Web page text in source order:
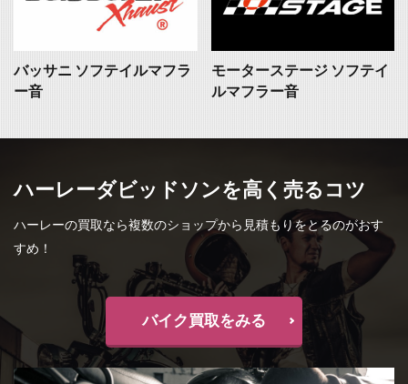
バッサニ ソフテイルマフラ
ー音
モーターステージ ソフテイ
ルマフラー音
ハーレーダビッドソンを高く売るコツ
ハーレーの買取なら複数のショップから見積もりをとるのがおす
すめ！
バイク買取をみる